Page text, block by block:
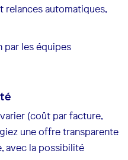
relances automatiques,
par les équipes
(coût par facture,
une offre transparente
avec la possibilité